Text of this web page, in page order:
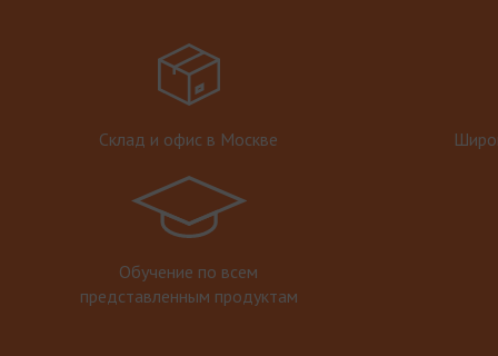
Склад и офис в Москве
Обучение по всем
представленным продуктам